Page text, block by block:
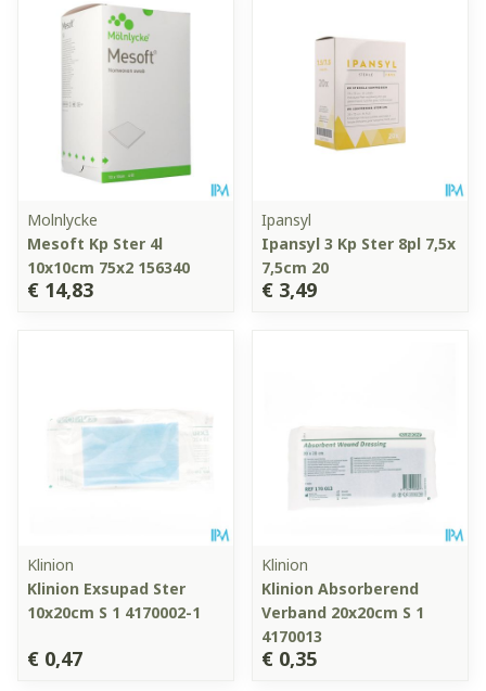
Molnlycke
Mesoft Kp Ster 4l
10x10cm 75x2 156340
€ 14,83
Ipansyl
Ipansyl 3 Kp Ster 8pl 7,5x
7,5cm 20
€ 3,49
Klinion
Klinion Exsupad Ster
10x20cm S 1 4170002-1
€ 0,47
Klinion
Klinion Absorberend
Verband 20x20cm S 1
4170013
€ 0,35